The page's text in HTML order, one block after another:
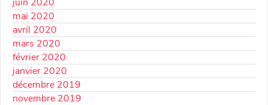
mai 2020
avril 2020
mars 2020
février 2020
janvier 2020
décembre 2019
novembre 2019